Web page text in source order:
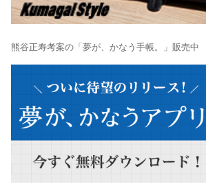
熊谷正寿考案の「夢が、かなう手帳。」販売中